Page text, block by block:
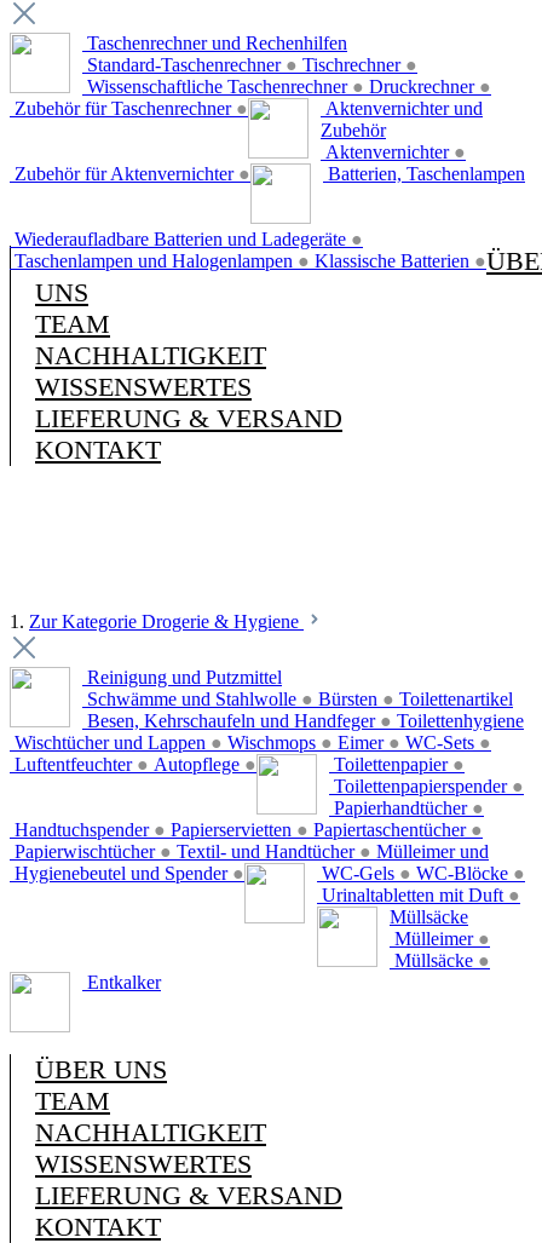
Taschenrechner und Rechenhilfen
Standard-Taschenrechner ● Tischrechner ●
Wissenschaftliche Taschenrechner ● Druckrechner ●
Zubehör für Taschenrechner ●
Aktenvernichter und
Zubehör
Aktenvernichter ●
Zubehör für Aktenvernichter ● Batterien, Taschenlampen
Wiederaufladbare Batterien und Ladegeräte ●
Taschenlampen und Halogenlampen ● Klassische Batterien ●
UNS
TEAM
NACHHALTIGKEIT
WISSENSWERTES
LIEFERUNG & VERSAND
KONTAKT
1. Zur Kategorie Drogerie & Hygiene
Reinigung und Putzmittel
Schwämme und Stahlwolle ● Bürsten ●
Besen, Kehrschaufeln und Handfeger ●
Wischtücher und Lappen ● Wischmops ● Eimer ● WC-Sets ●
Luftentfeuchter ● Autopflege ●
Toilettenartikel
Toilettenpapier ●
Toilettenpapierspender ●
Papierhandtücher ●
Handtuchspender ● Papierservietten ● Papiertaschentücher ●
Papierwischtücher ● Textil- und Handtücher ●
Hygienebeutel und Spender ●
Toilettenhygiene
WC-Gels ● WC-Blöcke ●
Urinaltabletten mit Duft ●
Mülleimer und
Müllsäcke
Mülleimer ●
Müllsäcke ●
Entkalker
ÜBER UNS
TEAM
NACHHALTIGKEIT
WISSENSWERTES
LIEFERUNG & VERSAND
KONTAKT